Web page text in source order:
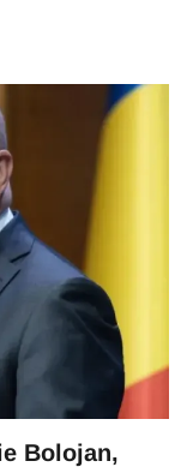
Bolojan,